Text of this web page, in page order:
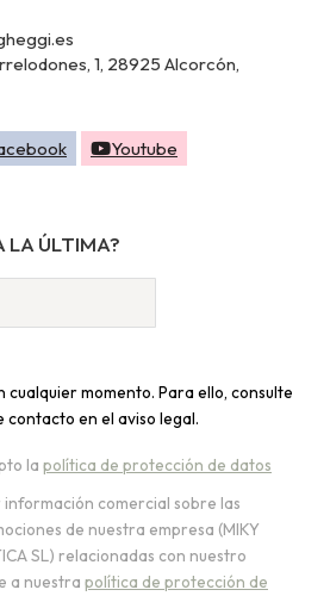
1, 28925 Alcorcón,
Youtube
LA ÚLTIMA?
cualquier momento. Para ello, consulte
en el aviso legal.
la política de protección de datos
comercial sobre las
de nuestra empresa (MIKY
SL) relacionadas con nuestro
a nuestra política de protección de